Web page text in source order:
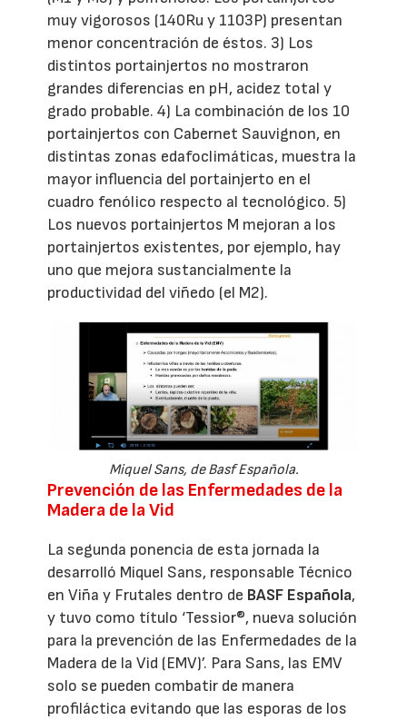
muy vigorosos (140Ru y 1103P) presentan
menor concentración de éstos. 3) Los
distintos portainjertos no mostraron
grandes diferencias en pH, acidez total y
grado probable. 4) La combinación de los 10
portainjertos con Cabernet Sauvignon, en
distintas zonas edafoclimáticas, muestra la
mayor influencia del portainjerto en el
cuadro fenólico respecto al tecnológico. 5)
Los nuevos portainjertos M mejoran a los
portainjertos existentes, por ejemplo, hay
uno que mejora sustancialmente la
productividad del viñedo (el M2).
Miquel Sans, de Basf Española.
Prevención de las Enfermedades de la
Madera de la Vid
La segunda ponencia de esta jornada la
desarrolló Miquel Sans, responsable Técnico
en Viña y Frutales dentro de BASF Española,
y tuvo como título ‘Tessior®, nueva solución
para la prevención de las Enfermedades de la
Madera de la Vid (EMV)’. Para Sans, las EMV
solo se pueden combatir de manera
profiláctica evitando que las esporas de los